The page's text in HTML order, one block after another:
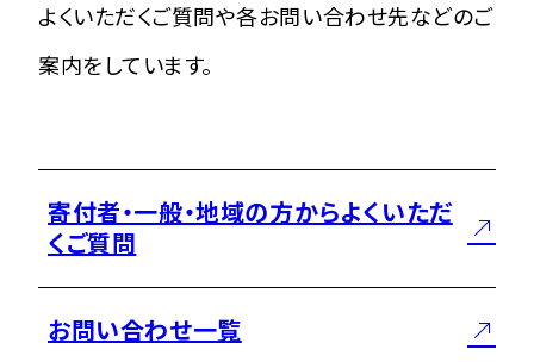
よくいただくご質問や各お問い合わせ先などのご
案内をしています。
寄付者・一般・地域の方からよくいただ
くご質問
お問い合わせ一覧